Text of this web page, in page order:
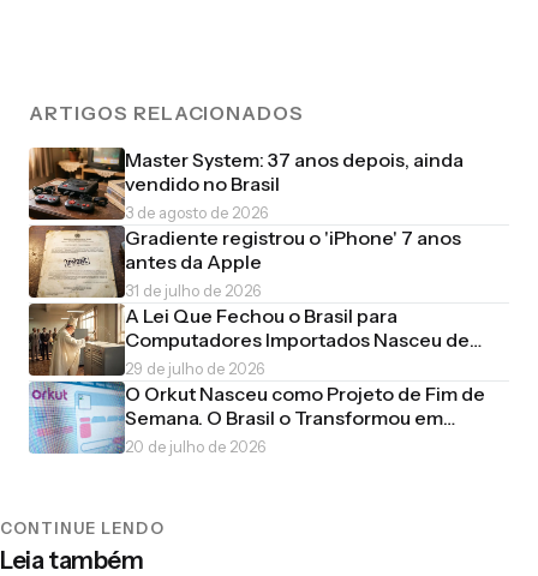
ARTIGOS RELACIONADOS
Master System: 37 anos depois, ainda
vendido no Brasil
3 de agosto de 2026
Gradiente registrou o 'iPhone' 7 anos
antes da Apple
31 de julho de 2026
A Lei Que Fechou o Brasil para
Computadores Importados Nasceu de
uma Piada de Estudante
29 de julho de 2026
O Orkut Nasceu como Projeto de Fim de
Semana. O Brasil o Transformou em
Império
20 de julho de 2026
CONTINUE LENDO
Leia também